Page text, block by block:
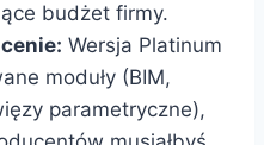
budżet firmy.
Wersja Platinum
moduły (BIM,
parametryczne),